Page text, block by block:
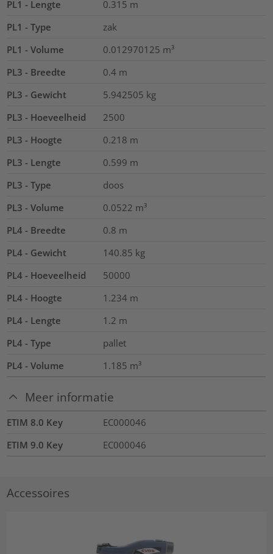
PL1 - Lengte 0.315 m
PL1 - Type
zak
PL1 - Volume
0.012970125 m³
PL3 - Breedte
0.4 m
PL3 - Gewicht
5.942505 kg
PL3 - Hoeveelheid
2500
PL3 - Hoogte
0.218 m
PL3 - Lengte
0.599 m
PL3 - Type
doos
PL3 - Volume
0.0522 m³
PL4 - Breedte
0.8 m
PL4 - Gewicht
140.85 kg
PL4 - Hoeveelheid
50000
PL4 - Hoogte
1.234 m
PL4 - Lengte
1.2 m
PL4 - Type
pallet
PL4 - Volume
1.185 m³
Meer informatie
ETIM 8.0 Key
EC000046
ETIM 9.0 Key
EC000046
Accessoires